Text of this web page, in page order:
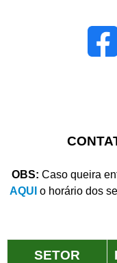
OBS: Caso queira
AQUI o horário dos
SETOR